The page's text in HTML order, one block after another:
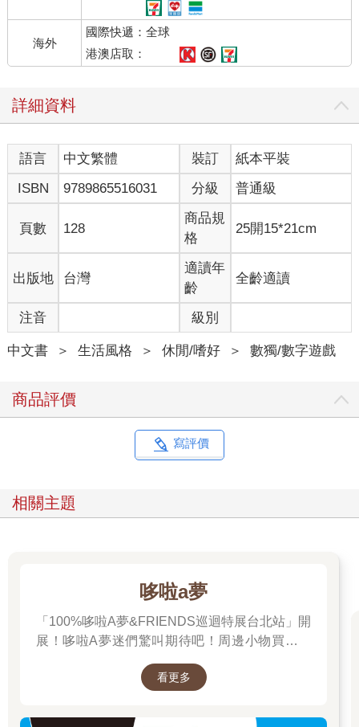
海外
國際快遞：全球
港澳店取：
詳細資料
語言 中文繁體 裝訂
紙本平裝
ISBN
9789865516031 分級 普通級
頁數 128
商品規
格
25開15*21cm
出版地 台灣
適讀年
齡
全齡適讀
注音 級別
中文書 ＞ 生活風格 ＞ 休閒/嗜好 ＞ 數獨/數字遊戲
商品評價
寫評價
相關主題
哆啦a夢
「100%哆啦A夢&FRIENDS巡迴特展台北站」開
展！哆啦A夢迷們驚叫期待吧！周邊小物買起來
看更多